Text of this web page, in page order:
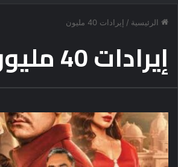
الرئيسية / إيرادات 40 مليون
إيرادات 40 مليون